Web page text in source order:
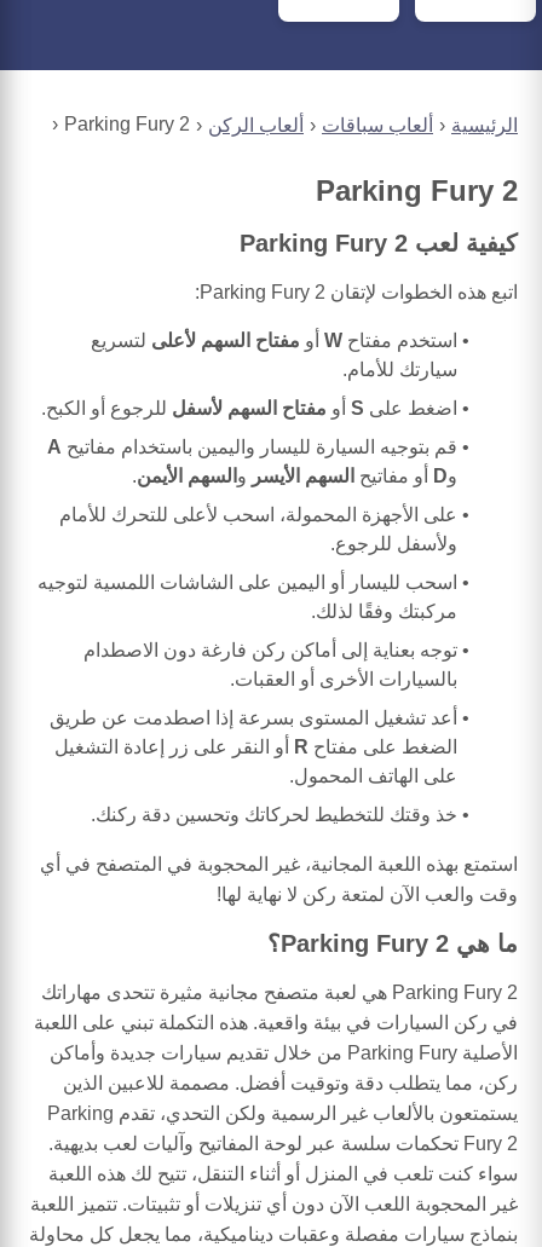
الرئيسية ألعاب سباقات ألعاب الركن Parking Fury 2
Parking Fury 2
كيفية لعب Parking Fury 2
اتبع هذه الخطوات لإتقان Parking Fury 2:
استخدم مفتاح W أو مفتاح السهم لأعلى لتسريع
سيارتك للأمام.
اضغط على S أو مفتاح السهم لأسفل للرجوع أو الكبح.
قم بتوجيه السيارة لليسار واليمين باستخدام مفاتيح A
وD أو مفاتيح السهم الأيسر و السهم الأيمن.
على الأجهزة المحمولة، اسحب لأعلى للتحرك للأمام
ولأسفل للرجوع.
اسحب لليسار أو اليمين على الشاشات اللمسية لتوجيه
مركبتك وفقًا لذلك.
توجه بعناية إلى أماكن ركن فارغة دون الاصطدام
بالسيارات الأخرى أو العقبات.
أعد تشغيل المستوى بسرعة إذا اصطدمت عن طريق
الضغط على مفتاح R
أو النقر على زر إعادة التشغيل
على الهاتف المحمول.
خذ وقتك للتخطيط لحركاتك وتحسين دقة ركنك.
استمتع بهذه اللعبة المجانية، غير المحجوبة في المتصفح في أي
وقت والعب الآن لمتعة ركن لا نهاية لها!
ما هي Parking Fury 2؟
Parking Fury 2 هي لعبة متصفح مجانية مثيرة تتحدى مهاراتك
في ركن السيارات في بيئة واقعية. هذه التكملة تبني على اللعبة
الأصلية Parking Fury من خلال تقديم سيارات جديدة وأماكن
ركن، مما يتطلب دقة وتوقيت أفضل. مصممة للاعبين الذين
يستمتعون بالألعاب غير الرسمية ولكن التحدي، تقدم Parking
Fury 2 تحكمات سلسة عبر لوحة المفاتيح وآليات لعب بديهية.
سواء كنت تلعب في المنزل أو أثناء التنقل، تتيح لك هذه اللعبة
غير المحجوبة اللعب الآن دون أي تنزيلات أو تثبيتات. تتميز اللعبة
بنماذج سيارات مفصلة وعقبات ديناميكية، مما يجعل كل محاولة